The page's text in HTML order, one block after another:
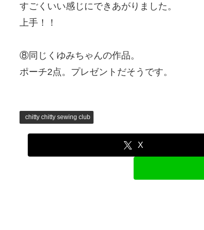
すごくいい感じにできあがりました。
上手！！
⑧同じくゆみちゃんの作品。
ポーチ2点。プレゼントだそうです。
chitty chitty sewing club
X